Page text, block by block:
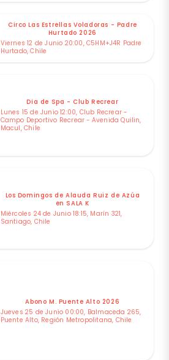
Circo Las Estrellas Voladoras - Padre
Hurtado 2026
Viernes 12 de Junio 20:00, C5HM+J4R Padre
Hurtado, Chile
Dia de Spa - Club Recrear
Lunes 15 de Junio 12:00, Club Recrear -
Campo Deportivo Recrear - Avenida Quilin,
Macul, Chile
Los Domingos de Alauda Ruiz de Azúa
en SALA K
Miércoles 24 de Junio 18:15, Marín 321,
Santiago, Chile
Abono M. Puente Alto 2026
Jueves 25 de Junio 00:00, Balmaceda 265,
Puente Alto, Región Metropolitana, Chile